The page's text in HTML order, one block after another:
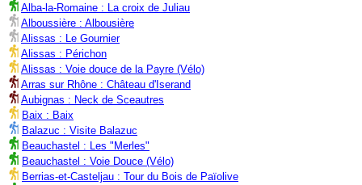
Alba-la-Romaine : La croix de Juliau
Alboussière : Albousière
Alissas : Le Gournier
Alissas : Périchon
Alissas : Voie douce de la Payre (Vélo)
Arras sur Rhône : Château d'Iserand
Aubignas : Neck de Sceautres
Baix : Baix
Balazuc : Visite Balazuc
Beauchastel : Les "Merles"
Beauchastel : Voie Douce (Vélo)
Berrias-et-Casteljau : Tour du Bois de Païolive